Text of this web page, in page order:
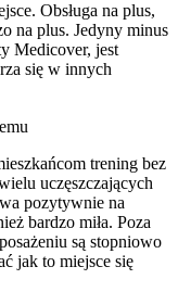
Obsługa na plus,
na plus. Jedyny minus
Medicover, jest
się w innych
trening bez
uczęszczających
pozytywnie na
bardzo miła. Poza
są stopniowo
jak to miejsce się